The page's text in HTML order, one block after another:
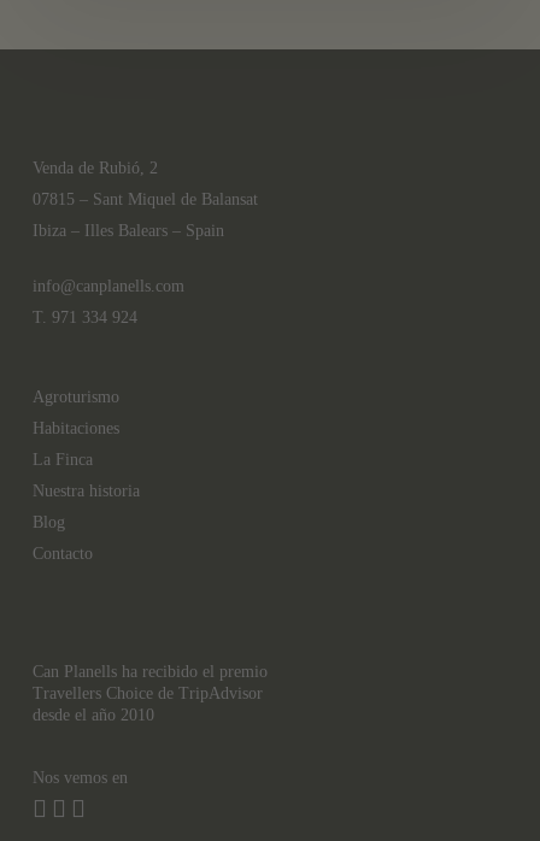
Venda de Rubió, 2
07815 – Sant Miquel de Balansat
Ibiza – Illes Balears – Spain
info@canplanells.com
T. 971 334 924
Agroturismo
Habitaciones
La Finca
Nuestra historia
Blog
Contacto
Can Planells ha recibido el premio
Travellers Choice de TripAdvisor
desde el año 2010
Nos vemos en